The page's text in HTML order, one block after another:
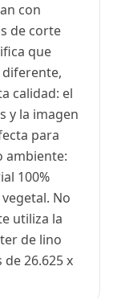
con
de corte
que
diferente,
calidad: el
y la imagen
para
ambiente:
100%
No
utiliza la
de lino
26.625 x